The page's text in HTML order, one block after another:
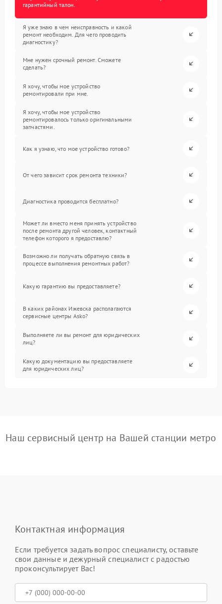
гарантийный талон.
Я уже знаю в чем неисправность и какой
ремонт необходим. Для чего проводить
диагностику?
Мне нужен срочный ремонт. Сможете
сделать?
Я хочу, чтобы мое устройство
ремонтировали при мне.
Я хочу, чтобы мое устройство
ремонтировалось только оригинальными
запчастями.
Как я узнаю, что мое устройство готово?
От чего зависит срок ремонта техники?
Диагностика проводится бесплатно?
Может ли вместо меня принять устройство
после ремонта другой человек, контактный
телефон которого я предоставлю?
Возможно ли получать обратную связь в
процессе выполнения ремонтных работ?
Какую гарантию вы предоставляете?
В каких районах Ижевска располагаются
сервисные центры Asko?
Выполняете ли вы ремонт для юридических
лиц?
Какую документацию вы предоставляете
для юридических лиц?
Наш сервисный центр на Вашей станции метро
Контактная информация
Если требуется задать вопрос специалисту, оставьте
свои данные и дежурный специалист с радостью
проконсультирует Вас!